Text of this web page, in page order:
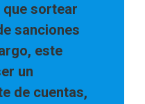
que sortear
sanciones
este
un
de cuentas,